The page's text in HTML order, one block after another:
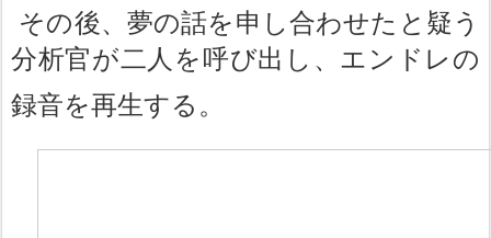
その後、夢の話を申し合わせたと疑う
分析官が二人を呼び出し、エンドレの
録音を再生する。